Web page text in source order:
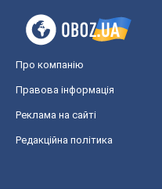
Про компанію
Правова інформація
Реклама на сайті
Редакційна політика